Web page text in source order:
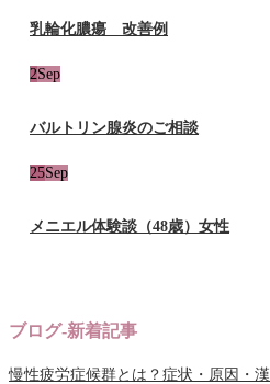
乳輪化膿瘍 改善例
2Sep
バルトリン腺炎のご相談
25Sep
メニエル体験談（48歳）女性
ブログ-新着記事
慢性疲労症候群とは？症状・原因・